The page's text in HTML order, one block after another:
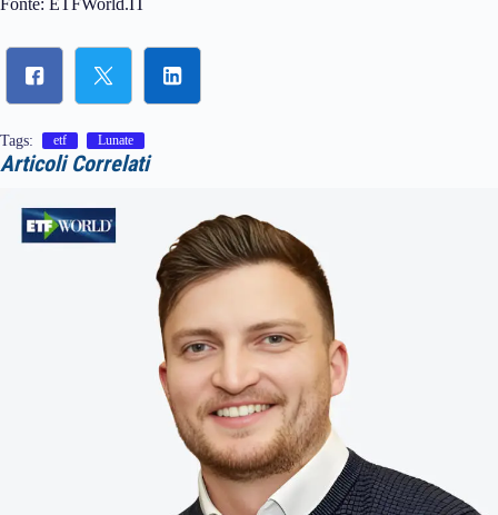
Fonte: ETFWorld.IT
Tags: etf Lunate
Articoli Correlati